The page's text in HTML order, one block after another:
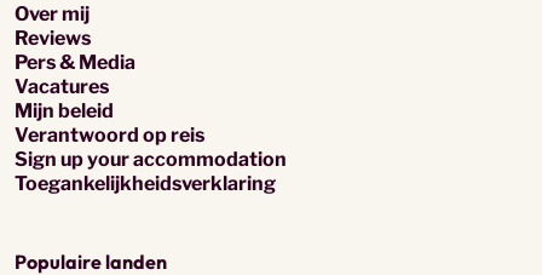
Over mij
Reviews
Pers & Media
Vacatures
Mijn beleid
Verantwoord op reis
Sign up your accommodation
Toegankelijkheidsverklaring
Populaire landen